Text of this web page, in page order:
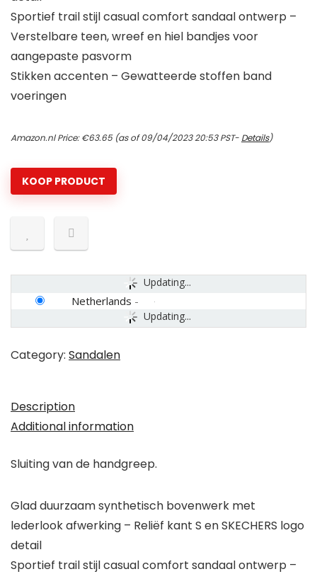
Sportief trail stijl casual comfort sandaal ontwerp –
Verstelbare teen, wreef en hiel bandjes voor
aangepaste pasvorm
Stikken accenten – Gewatteerde stoffen band
voeringen
Amazon.nl Price:€63.65(as of 09/04/2023 20:53 PST- Details)
KOOP PRODUCT
Updating...
Updating...
Netherlands -
Category: Sandalen
Description
Additional information
Sluiting van de handgreep.
Glad duurzaam synthetisch bovenwerk met
lederlook afwerking – Reliëf kant S en SKECHERS logo
detail
Sportief trail stijl casual comfort sandaal ontwerp –